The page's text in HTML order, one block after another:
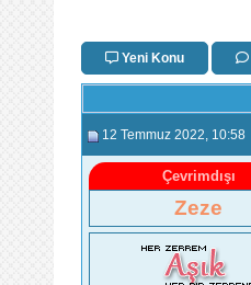
Yeni Konu
12 Temmuz 2022 , 10:58
Çevrimdışı
Zeze